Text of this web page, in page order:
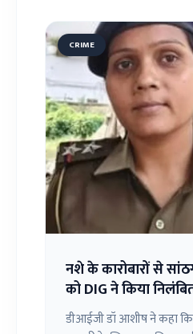
CRIME
नशे के कारोबारों से
को DIG ने किया
डीआईजी डॉ आशीष ने कहा